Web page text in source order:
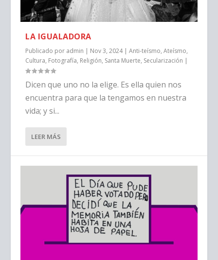
LA IGUALADORA
Publicado por admin | Nov 3, 2024|Anti-teísmo,Ateísmo,
Cultura, Fotografía, Religión, Santa Muerte, Secularización |
Dicen que uno no la elige. Es ella quien nos
encuentra para que la tengamos en nuestra
vida; y si...
LEER MÁS